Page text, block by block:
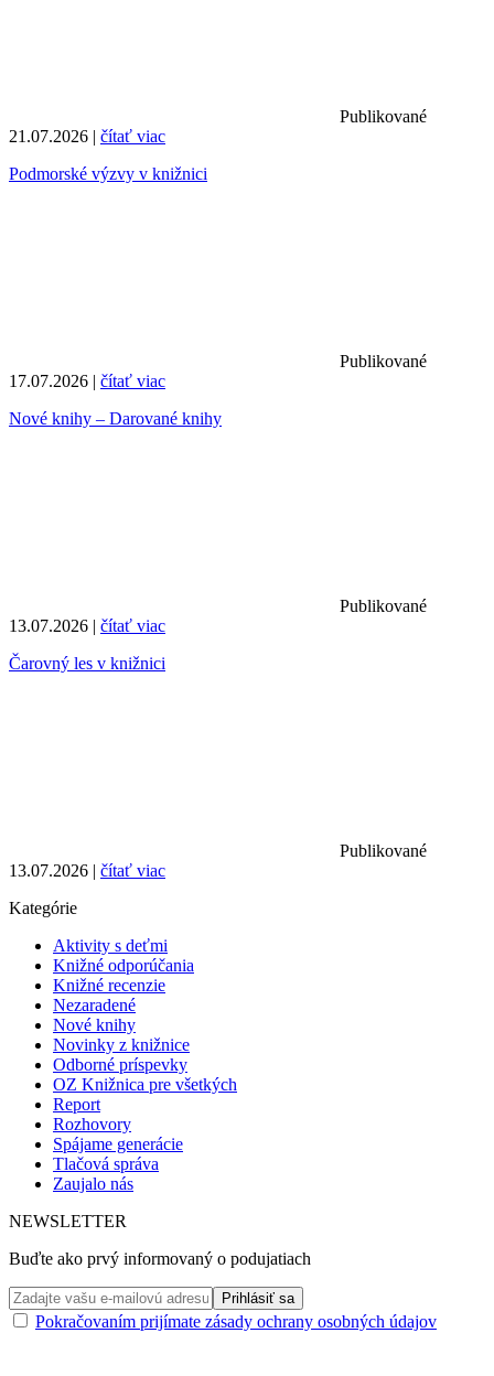
Publikované
21.07.2026 | čítať viac
Podmorské výzvy v knižnici
Publikované
17.07.2026 | čítať viac
Nové knihy – Darované knihy
Publikované
13.07.2026 | čítať viac
Čarovný les v knižnici
Publikované
13.07.2026 | čítať viac
Kategórie
Aktivity s deťmi
Knižné odporúčania
Knižné recenzie
Nezaradené
Nové knihy
Novinky z knižnice
Odborné príspevky
OZ Knižnica pre všetkých
Report
Rozhovory
Spájame generácie
Tlačová správa
Zaujalo nás
NEWSLETTER
Buďte ako prvý informovaný o podujatiach
Pokračovaním prijímate zásady ochrany osobných údajov